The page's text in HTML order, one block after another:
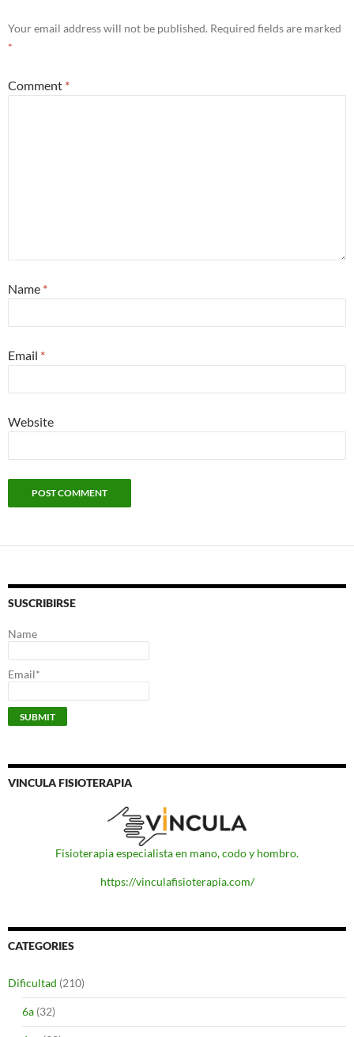
Your email address will not be published. Required fields are marked
*
Comment *
Name *
Email *
Website
SUSCRIBIRSE
Name
Email*
VINCULA FISIOTERAPIA
Fisioterapia especialista en mano, codo y hombro.
https://vinculafisioterapia.com/
CATEGORIES
Dificultad (210)
6a (32)